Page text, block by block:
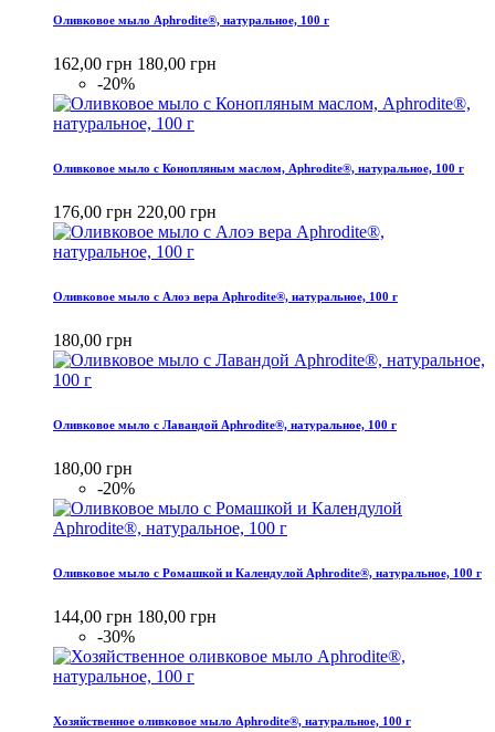
Оливковое мыло Aphrodite®, натуральное, 100 г
162,00 грн 180,00 грн
-20%
Оливковое мыло с Конопляным маслом, Aphrodite®, натуральное, 100 г
176,00 грн 220,00 грн
Оливковое мыло с Алоэ вера Aphrodite®, натуральное, 100 г
180,00 грн
Оливковое мыло с Лавандой Aphrodite®, натуральное, 100 г
180,00 грн
-20%
Оливковое мыло с Ромашкой и Календулой Aphrodite®, натуральное, 100 г
144,00 грн 180,00 грн
-30%
Хозяйственное оливковое мыло Aphrodite®, натуральное, 100 г